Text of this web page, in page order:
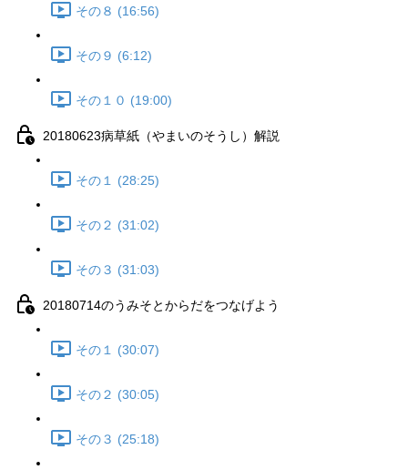
その８ (16:56)
その９ (6:12)
その１０ (19:00)
20180623病草紙（やまいのそうし）解説
その１ (28:25)
その２ (31:02)
その３ (31:03)
20180714のうみそとからだをつなげよう
その１ (30:07)
その２ (30:05)
その３ (25:18)